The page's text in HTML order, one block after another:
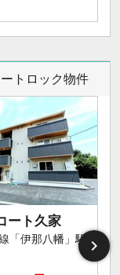
トロック物件
ート久家
「伊那八幡」駅